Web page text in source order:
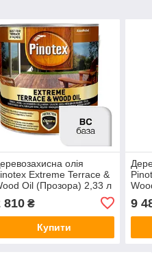
олія
Extreme Terrace &
Oil (Прозора) 2,33 л
810₴
Купити
9